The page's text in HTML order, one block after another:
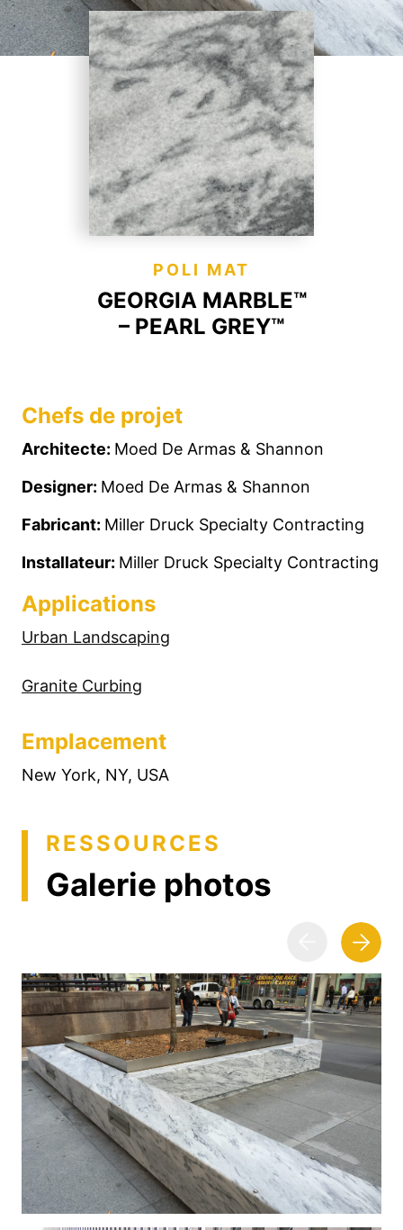
POLI MAT
GEORGIA MARBLE™
– PEARL GREY™
Chefs de projet
Architecte: Moed De Armas & Shannon
Designer: Moed De Armas & Shannon
Fabricant: Miller Druck Specialty Contracting
Installateur: Miller Druck Specialty Contracting
Applications
Urban Landscaping
Granite Curbing
Emplacement
New York, NY, USA
RESSOURCES
Galerie photos